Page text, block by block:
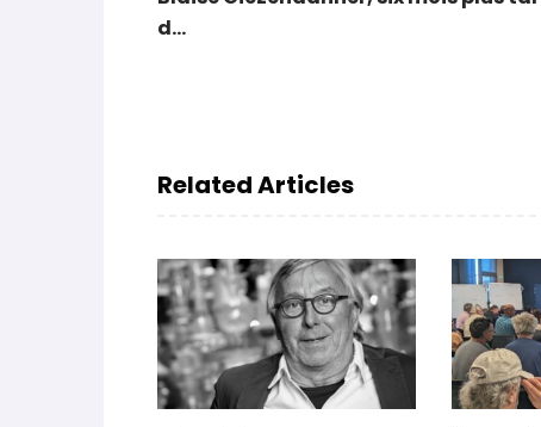
d...
Related Articles